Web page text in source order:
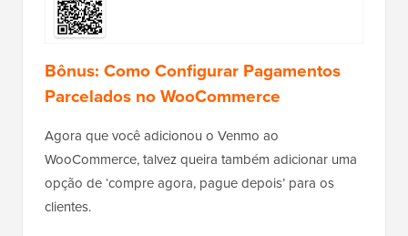
Bônus: Como Configurar Pagamentos
Parcelados no WooCommerce
Agora que você adicionou o Venmo ao
WooCommerce, talvez queira também adicionar uma
opção de ‘compre agora, pague depois’ para os
clientes.